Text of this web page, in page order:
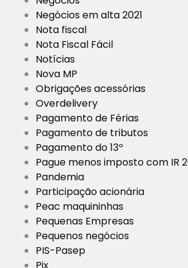
Negócios em alta 2021
Nota fiscal
Nota Fiscal Fácil
Notícias
Nova MP
Obrigações acessórias
Overdelivery
Pagamento de Férias
Pagamento de tributos
Pagamento do 13º
Pague menos imposto com IR
Pandemia
Participação acionária
Peac maquininhas
Pequenas Empresas
Pequenos negócios
PIS-Pasep